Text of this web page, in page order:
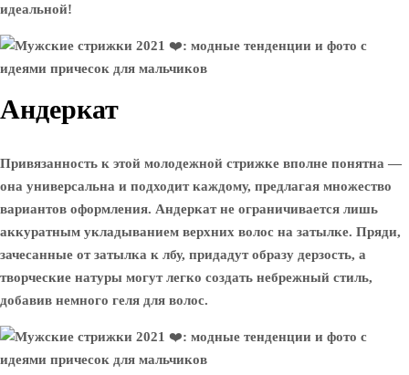
идеальной!
Андеркат
Привязанность к этой молодежной стрижке вполне понятна —
она универсальна и подходит каждому, предлагая множество
вариантов оформления. Андеркат не ограничивается лишь
аккуратным укладыванием верхних волос на затылке. Пряди,
зачесанные от затылка к лбу, придадут образу дерзость, а
творческие натуры могут легко создать небрежный стиль,
добавив немного геля для волос.